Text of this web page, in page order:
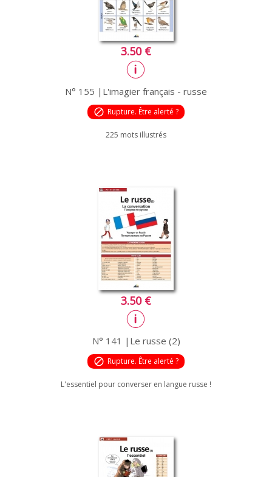
3.50 €
N° 155 |L'imagier français - russe
block Rupture. Être alerté ?
225 mots illustrés
3.50 €
N° 141 |Le russe (2)
block Rupture. Être alerté ?
L'essentiel pour converser en langue russe !